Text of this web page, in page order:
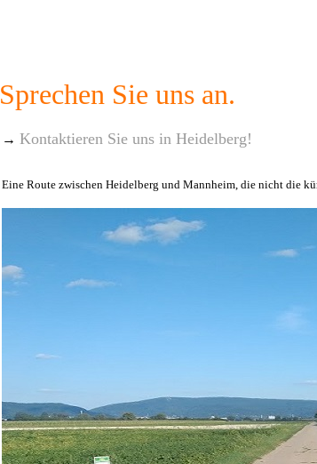
Sprechen Sie uns an.
→ Kontaktieren Sie uns in Heidelberg!
Eine Route zwischen Heidelberg und Mannheim, die nicht die